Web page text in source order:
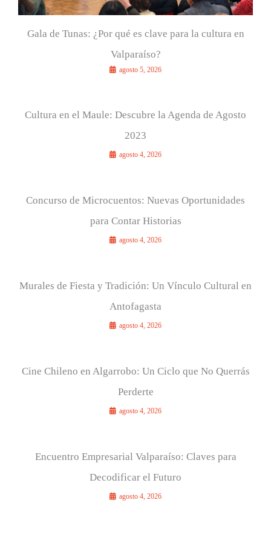
Gala de Tunas: ¿Por qué es clave para la cultura en
Valparaíso?
agosto 5, 2026
Cultura en el Maule: Descubre la Agenda de Agosto
2023
agosto 4, 2026
Concurso de Microcuentos: Nuevas Oportunidades
para Contar Historias
agosto 4, 2026
Murales de Fiesta y Tradición: Un Vínculo Cultural en
Antofagasta
agosto 4, 2026
Cine Chileno en Algarrobo: Un Ciclo que No Querrás
Perderte
agosto 4, 2026
Encuentro Empresarial Valparaíso: Claves para
Decodificar el Futuro
agosto 4, 2026